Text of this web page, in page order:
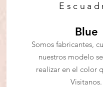
Blue
Somos fabricantes,
nuestros modelo
realizar en el color
Visitanos.